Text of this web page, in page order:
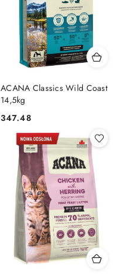
ACANA Classics Wild Coast
14,5kg
Cena:
347.48